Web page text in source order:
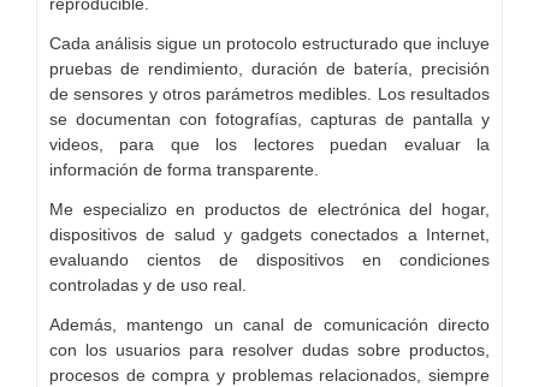
reproducible.
Cada análisis sigue un protocolo estructurado que incluye
pruebas de rendimiento, duración de batería, precisión
de sensores y otros parámetros medibles. Los resultados
se documentan con fotografías, capturas de pantalla y
videos, para que los lectores puedan evaluar la
información de forma transparente.
Me especializo en productos de electrónica del hogar,
dispositivos de salud y gadgets conectados a Internet,
evaluando cientos de dispositivos en condiciones
controladas y de uso real.
Además, mantengo un canal de comunicación directo
con los usuarios para resolver dudas sobre productos,
procesos de compra y problemas relacionados, siempre